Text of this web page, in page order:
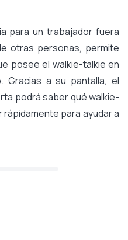
para un trabajador fuera
otras personas, permite
posee el walkie-talkie en
Gracias a su pantalla, el
podrá saber qué walkie-
para ayudar a